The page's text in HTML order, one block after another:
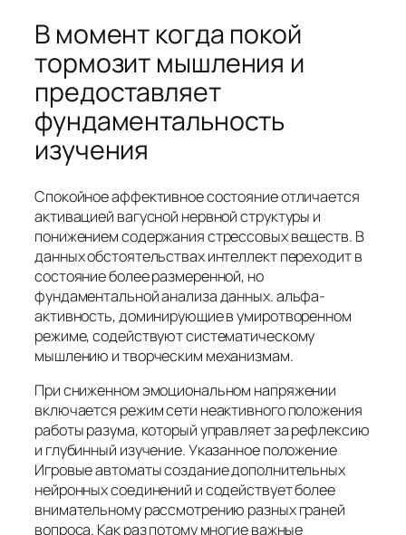
В момент когда покой
тормозит мышления и
предоставляет
фундаментальность
изучения
Спокойное аффективное состояние отличается
активацией вагусной нервной структуры и
понижением содержания стрессовых веществ. В
данных обстоятельствах интеллект переходит в
состояние более размеренной, но
фундаментальной анализа данных. альфа-
активность, доминирующие в умиротворенном
режиме, содействуют систематическому
мышлению и творческим механизмам.
При сниженном эмоциональном напряжении
включается режим сети неактивного положения
работы разума, который управляет за рефлексию
и глубинный изучение. Указанное положение
Игровые автоматы создание дополнительных
нейронных соединений и содействует более
внимательному рассмотрению разных граней
вопроса. Как раз потому многие важные